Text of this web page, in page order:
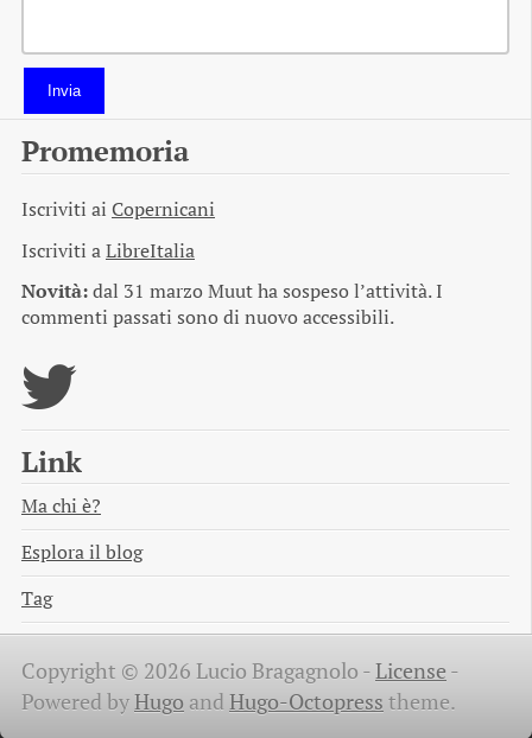
Invia
Promemoria
Iscriviti ai Copernicani
Iscriviti aLibreItalia
Novità:dal 31 marzo Muut ha sospeso l’attività. I
commenti passati sono di nuovo accessibili.
Link
Ma chi è?
Esplora il blog
Tag
Copyright © 2026 Lucio Bragagnolo -License -
Powered byHugo and Hugo-Octopress theme.